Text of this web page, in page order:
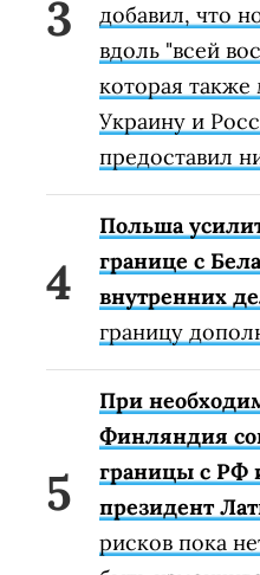
добавил, что
вдоль "всей
которая
Украину и
предоставил
Польша
границе с
внутренних
границу
При
Финляндия
границы с РФ
президент
рисков пока